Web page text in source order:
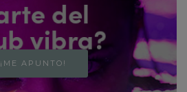
¡ME APUNTO!